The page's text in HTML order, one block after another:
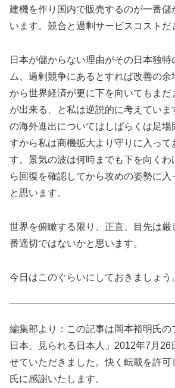
建機を作り国内で販売するのが一番儲
います。競合と過剰サービスコストだ
日本が儲からない理由がその日本独特
ム、過剰競争にあるとすれば改善の
から世界経済が更に下を向いてもまだ
が出来る、と私は逆説的に考えていま
の海外進出についてはしばらくは足場
すから私は商機拡大より守りに入って
す。景気の波は何時までも下を向くわ
ら回復を確認してから攻めの姿勢に入
と思います。
世界を俯瞰する限り、正直、目先は厳
番適切ではないかと思います。
今日はこのぐらいにしておきましょう
編集部より：この記事は岡本裕明氏の
日本、見られる日本人」2012年7月26
せていただきました。快く転載を許可
氏に感謝いたします。